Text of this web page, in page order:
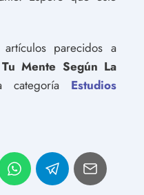
parecidos a
Mente Según La
categoría Estudios